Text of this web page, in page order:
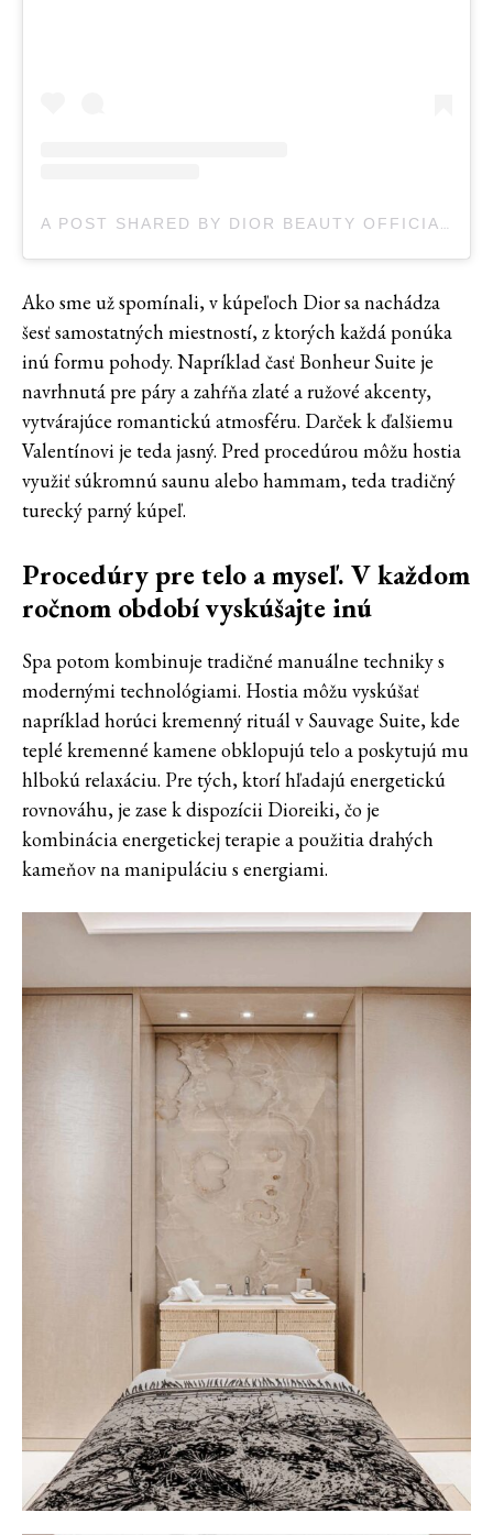
A POST SHARED BY DIOR BEAUTY OFFICIAL (@DIORBEAUTY)
Ako sme už spomínali, v kúpeľoch Dior sa nachádza
šesť samostatných miestností, z ktorých každá ponúka
inú formu pohody. Napríklad časť Bonheur Suite je
navrhnutá pre páry a zahŕňa zlaté a ružové akcenty,
vytvárajúce romantickú atmosféru. Darček k ďalšiemu
Valentínovi je teda jasný. Pred procedúrou môžu hostia
využiť súkromnú saunu alebo hammam, teda tradičný
turecký parný kúpeľ.
Procedúry pre telo a myseľ. V každom
ročnom období vyskúšajte inú
Spa potom kombinuje tradičné manuálne techniky s
modernými technológiami. Hostia môžu vyskúšať
napríklad horúci kremenný rituál v Sauvage Suite, kde
teplé kremenné kamene obklopujú telo a poskytujú mu
hlbokú relaxáciu. Pre tých, ktorí hľadajú energetickú
rovnováhu, je zase k dispozícii Dioreiki, čo je
kombinácia energetickej terapie a použitia drahých
kameňov na manipuláciu s energiami.